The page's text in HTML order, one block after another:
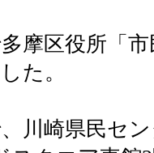
摩区役所「
た。
川崎県民セ